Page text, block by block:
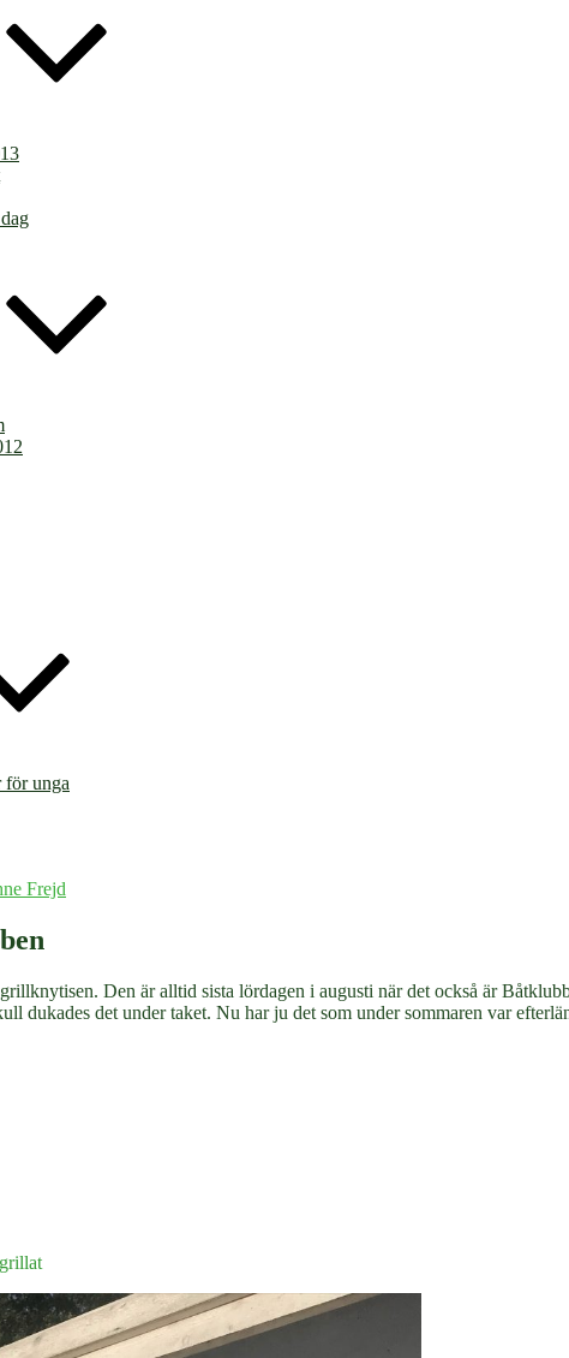
för unga
Frejd
Den är alltid sista lördagen i augusti när det också är
dukades det under taket. Nu har ju det som under sommaren var